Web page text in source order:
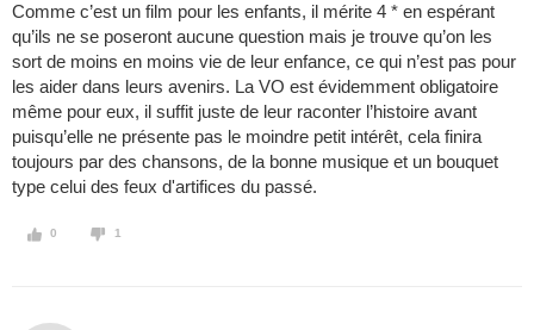
Comme c’est un film pour les enfants, il mérite 4 * en espérant
qu’ils ne se poseront aucune question mais je trouve qu’on les
sort de moins en moins vie de leur enfance, ce qui n’est pas pour
les aider dans leurs avenirs. La VO est évidemment obligatoire
même pour eux, il suffit juste de leur raconter l’histoire avant
puisqu’elle ne présente pas le moindre petit intérêt, cela finira
toujours par des chansons, de la bonne musique et un bouquet
type celui des feux d'artifices du passé.
0 1